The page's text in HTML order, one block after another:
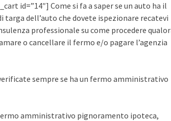
id=”14″] Come si fa a saper se un auto ha il
dell’auto che dovete ispezionare recatevi
professionale su come procedere
o cancellare il fermo e/o pagare l’agenzia
sempre se ha un fermo amministrativo
amministrativo pignoramento ipoteca,